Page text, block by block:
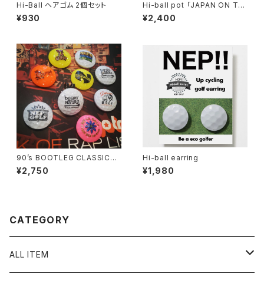
Hi-Ball ヘアゴム 2個セット
¥930
Hi-ball pot 「JAPAN ON TH
E BALL」 桜木
¥2,400
90’s BOOTLEG CLASSICS
MARKER 2nd 選べる2個セッ
ト（キャップホルダー付き）
¥2,750
Hi-ball earring
¥1,980
CATEGORY
ALL ITEM